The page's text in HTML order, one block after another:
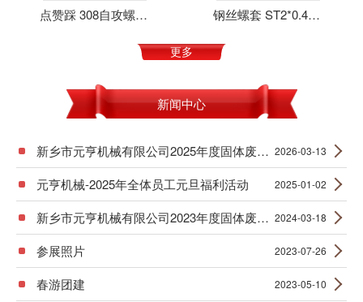
点赞踩 308自攻螺套 元亨机械 铝合金 不锈钢 可定制 加强螺纹 钢丝螺套 ST2*0.4*4 丝套 钢丝牙套 护套 元亨机械
更多
新闻中心
新乡市元亨机械有限公司2025年度固体废物产生信息公示 2026-03-13
元亨机械-2025年全体员工元旦福利活动 2025-01-02
新乡市元亨机械有限公司2023年度固体废物产生信息公示 2024-03-18
参展照片 2023-07-26
春游团建 2023-05-10